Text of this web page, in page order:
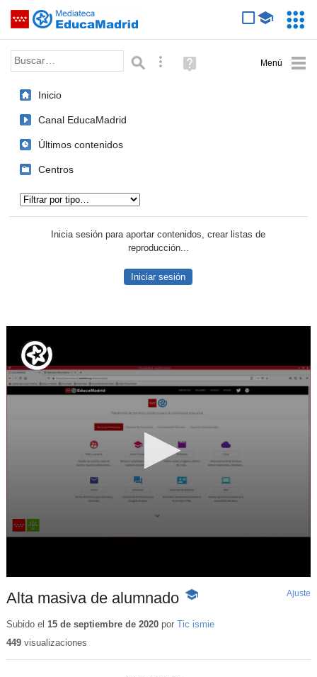
Saltar navegación
Palabra o frase: Búsqueda avanzada
Ayuda
(en
Inicio
Canal EducaMadrid
Últimos contenidos
Centros
Inicia sesión para aportar contenidos, crear listas de
reproducción...
Iniciar sesión
Alta masiva de alumnado -
educativo
Ajuste
Subido el 15 de septiembre de 2020por Tic ismie
449visualizaciones